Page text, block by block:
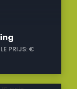
PRIJS:€